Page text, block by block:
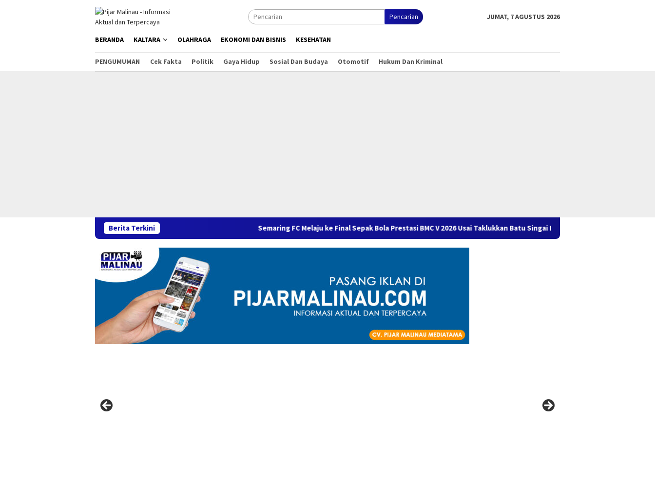
Pencarian JUMAT, 7 AGUSTUS 2026
BERANDA KALTARA OLAHRAGA EKONOMI DAN BISNIS KESEHATAN
PENGUMUMAN Cek Fakta Politik Gaya Hidup Sosial Dan Budaya Otomotif Hukum Dan Kriminal
Berita Terkini Semaring FC Melaju ke Final Sepak Bola Prestasi BMC V 2026 Usai Taklukkan Batu Singai FC 2-1